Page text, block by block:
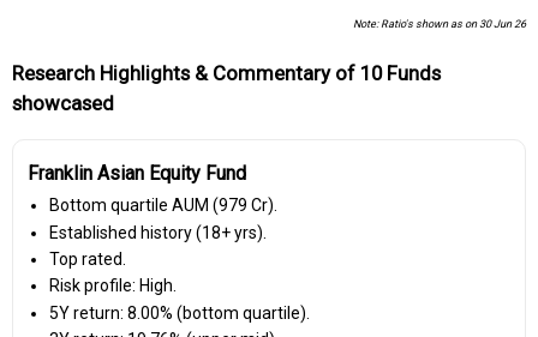
Note: Ratio's shown as on 30 Jun 26
Research Highlights & Commentary of 10 Funds
showcased
Franklin Asian Equity Fund
Bottom quartile AUM (₹979 Cr).
Established history (18+ yrs).
Top rated.
Risk profile: High.
5Y return: 8.00% (bottom quartile).